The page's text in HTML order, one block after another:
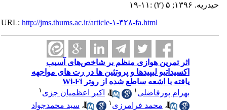
URL:http://jms.thums.ac.ir/article-۱-۴۲۸-fa.html
اثر تمرین هوازی منظم بر شاخص‌های آسیب
اکسیداتیو لیپیدها و پروتئین ها در رت های مواجهه
یافته با اشعه ساطع شده از روتر Wi-Fi
بهرام پورفاضلی
، اکبر اعظمیان جزی ۱
محمد فرامرزی۱ ، سید محمدجواد